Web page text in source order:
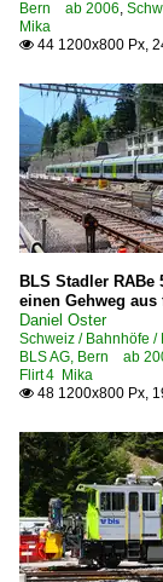
Akkuloks
Tea
Xrotm
Bahnhöfe
Biel/
Brig
Bern ab 2006,
Mika
 44 1200x800 Px,
BLS Stadler RABe
einen Gehweg
Daniel Oster
Schweiz / Bahnhöfe /
BLS AG, Bern ab
Flirt 4 Mika
 48 1200x800 Px,